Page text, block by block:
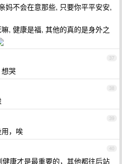
妈不会在意那些, 只要你平平安安,
, 健康是福, 其他的真的是身外之
37
哭
38
39
，唉
40
康才是最重要的，其他都往后站